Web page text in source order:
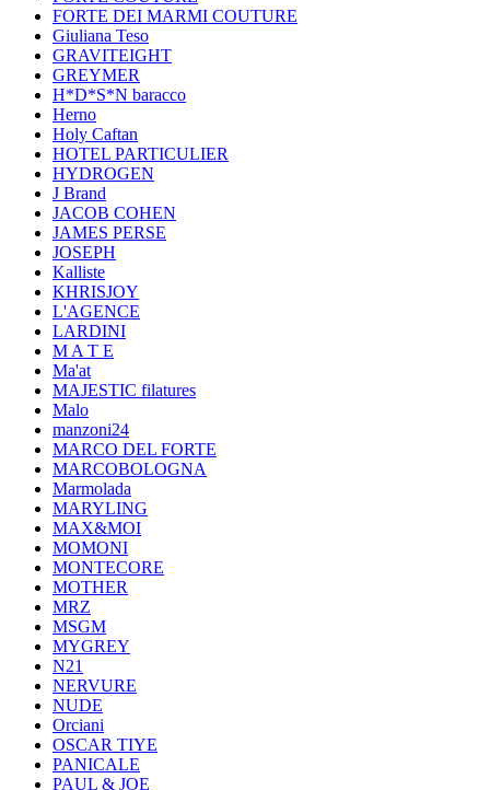
FORTE DEI MARMI COUTURE
Giuliana Teso
GRAVITEIGHT
GREYMER
H*D*S*N baracco
Herno
Holy Caftan
HOTEL PARTICULIER
HYDROGEN
J Brand
JACOB COHEN
JAMES PERSE
JOSEPH
Kalliste
KHRISJOY
L'AGENCE
LARDINI
M A T E
Ma'at
MAJESTIC filatures
Malo
manzoni24
MARCO DEL FORTE
MARCOBOLOGNA
Marmolada
MARYLING
MAX&MOI
MOMONI
MONTECORE
MOTHER
MRZ
MSGM
MYGREY
N21
NERVURE
NUDE
Orciani
OSCAR TIYE
PANICALE
PAUL & JOE